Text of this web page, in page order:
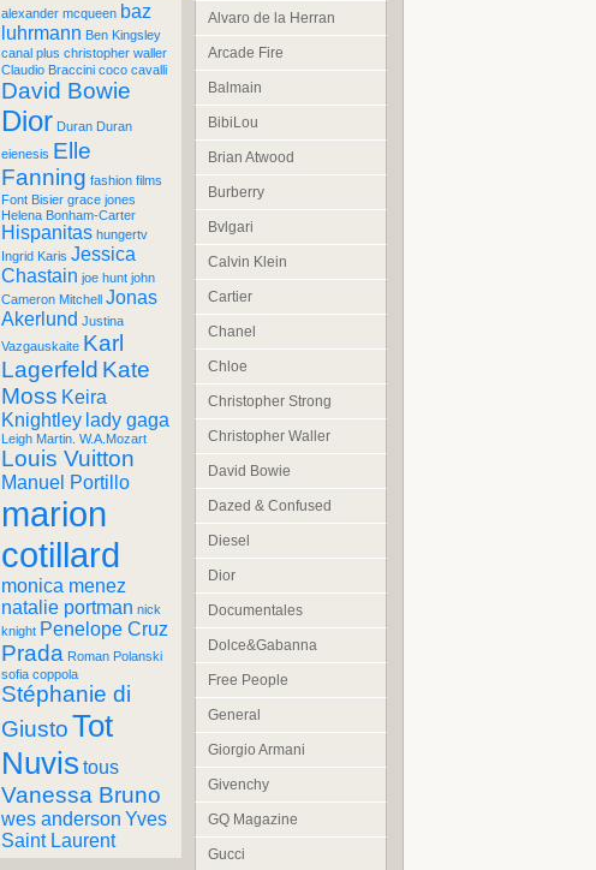
alexander mcqueen baz
luhrmann Ben Kingsley
canal plus christopher waller
Claudio Braccini coco cavalli
David Bowie
Dior Duran Duran
eienesis Elle
Fanning fashion films
Font Bisier grace jones
Helena Bonham-Carter
Hispanitas hungertv
Ingrid Karis Jessica
Chastain joe hunt john
Cameron Mitchell Jonas
Akerlund Justina
Vazgauskaite Karl
Lagerfeld Kate
Moss Keira
Knightley lady gaga
Leigh Martin. W.A.Mozart
Louis Vuitton
Manuel Portillo
marion
cotillard
monica menez
natalie portman nick
knight Penelope Cruz
Prada Roman Polanski
sofia coppola
Stéphanie di
GiustoTot
Nuvis tous
Vanessa Bruno
wes anderson Yves
Saint Laurent
Alvaro de la Herran
Arcade Fire
Balmain
BibiLou
Brian Atwood
Burberry
Bvlgari
Calvin Klein
Cartier
Chanel
Chloe
Christopher Strong
Christopher Waller
David Bowie
Dazed & Confused
Diesel
Dior
Documentales
Dolce&Gabanna
Free People
General
Giorgio Armani
Givenchy
GQ Magazine
Gucci